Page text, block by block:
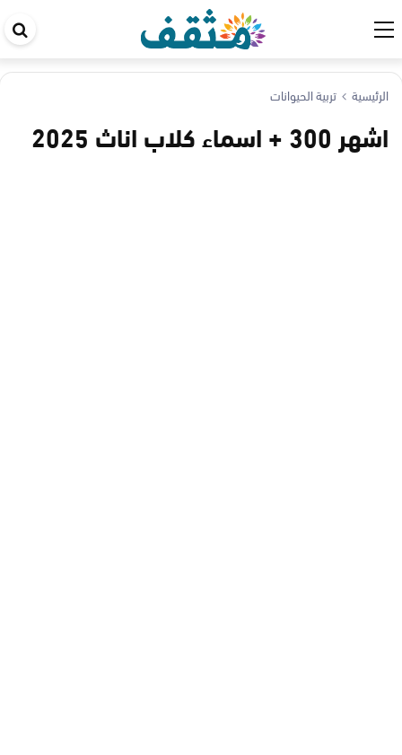
الرئيسية تربية الحيوانات
اشهر 300 + اسماء كلاب اناث 2025